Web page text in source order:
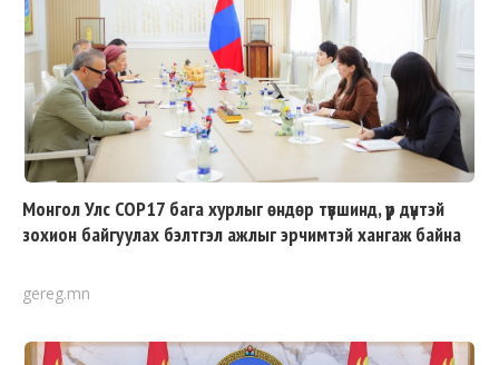
Монгол Улс COP17 бага хурлыг өндөр түвшинд, үр дүнтэй
зохион байгуулах бэлтгэл ажлыг эрчимтэй хангаж байна
gereg.mn